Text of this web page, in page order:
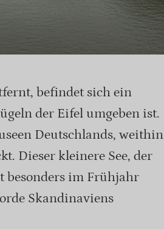
befindet sich ein
der Eifel umgeben ist.
Deutschlands, weithin
Dieser kleinere See, der
besonders im Frühjahr
Skandinaviens